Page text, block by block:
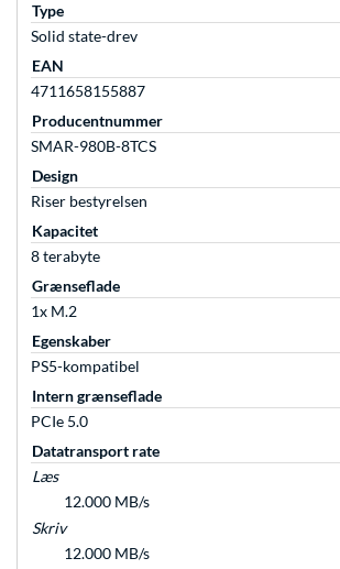
Type
Solid state-drev
EAN
4711658155887
Producentnummer
SMAR-980B-8TCS
Design
Riser bestyrelsen
Kapacitet
8 terabyte
Grænseflade
1x M.2
Egenskaber
PS5-kompatibel
Intern grænseflade
PCIe 5.0
Datatransport rate
Læs
12.000 MB/s
Skriv
12.000 MB/s